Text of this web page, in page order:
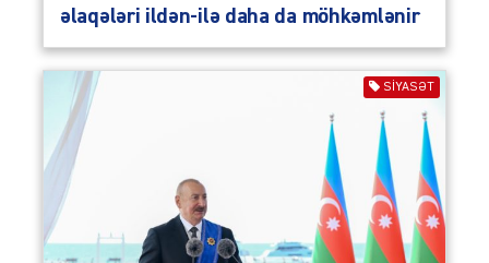
əlaqələri ildən-ilə daha da möhkəmlənir
SIYASƏT